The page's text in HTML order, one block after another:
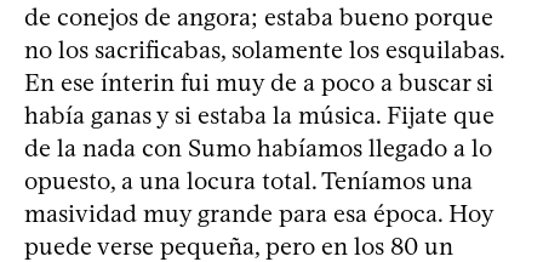
de conejos de angora; estaba bueno porque
no los sacrificabas, solamente los esquilabas.
En ese ínterin fui muy de a poco a buscar si
había ganas y si estaba la música. Fijate que
de la nada con Sumo habíamos llegado a lo
opuesto, a una locura total. Teníamos una
masividad muy grande para esa época. Hoy
puede verse pequeña, pero en los 80 un